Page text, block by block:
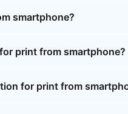
smartphone?
print from smartphone?
for print from